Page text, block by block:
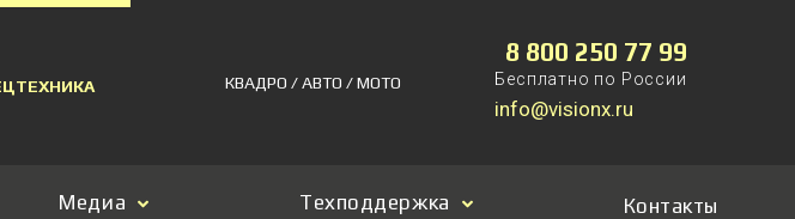
КВАДРО / АВТО / МОТО
8 800 250 77 99
Бесплатно по России
info@visionx.ru
Медиа Техподдержка Контакты